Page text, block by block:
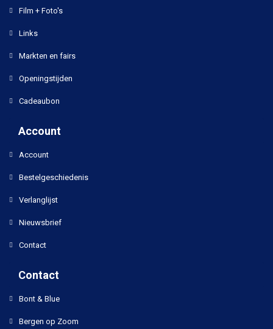
Film + Foto's
Links
Markten en fairs
Openingstijden
Cadeaubon
Account
Account
Bestelgeschiedenis
Verlanglijst
Nieuwsbrief
Contact
Contact
Bont & Blue
Bergen op Zoom